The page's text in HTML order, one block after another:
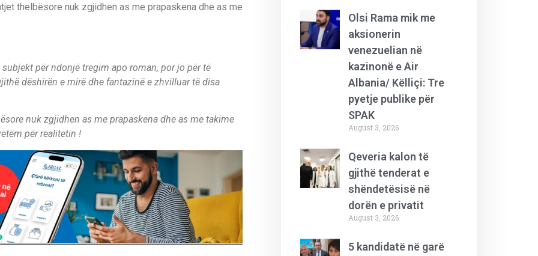
thelbësore nuk zgjidhen as me prapaskena dhe as me
subjekt për ndonjë tregim apo roman, por jo për të
dëshirën e mirë dhe fantazinë e zhvilluar të disa
nuk zgjidhen as me prapaskena dhe as me takime
për realitetin !
Olsi Rama mik me
aksionerin
venezuelian në
kazinonë e Air
Albania/ Këlliçi: Tre
pyetje publike për
SPAK
August 3, 2026
Qeveria kalon të
gjithë tenderat e
shëndetësisë në
dorën e privatit
August 3, 2026
5 kandidatë në garë